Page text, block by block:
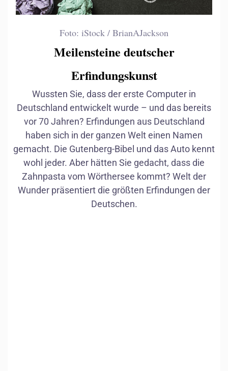
Foto: iStock / BrianAJackson
Meilensteine deutscher
Erfindungskunst
Wussten Sie, dass der erste Computer in
Deutschland entwickelt wurde – und das bereits
vor 70 Jahren? Erfindungen aus Deutschland
haben sich in der ganzen Welt einen Namen
gemacht. Die Gutenberg-Bibel und das Auto kennt
wohl jeder. Aber hätten Sie gedacht, dass die
Zahnpasta vom Wörthersee kommt? Welt der
Wunder präsentiert die größten Erfindungen der
Deutschen.
Automobils
Computer